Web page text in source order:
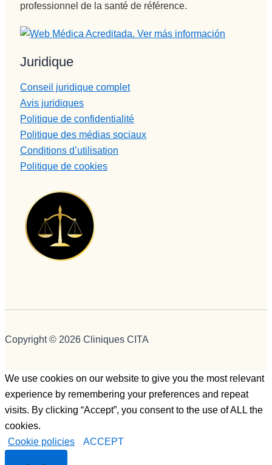
professionnel de la santé de référence.
Juridique
Conseil juridique complet
Avis juridiques
Politique de confidentialité
Politique des médias sociaux
Conditions d’utilisation
Politique de cookies
Copyright © 2026 Cliniques CITA
We use cookies on our website to give you the most relevant
experience by remembering your preferences and repeat
visits. By clicking “Accept”, you consent to the use of ALL the
cookies.
Cookie policies
ACCEPT